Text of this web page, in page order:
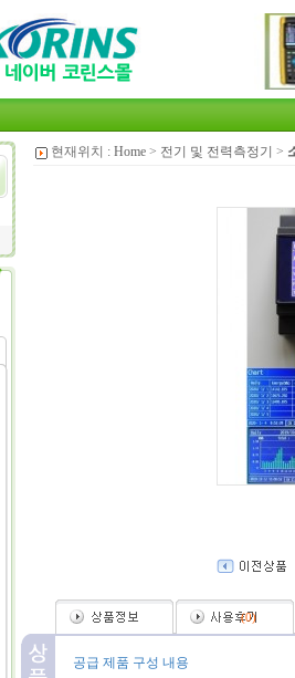
현재위치 : Home > 전기 및 전력측정기 >
(0)
공급 제품 구성 내용